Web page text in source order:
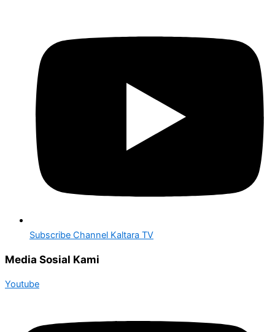
Subscribe Channel Kaltara TV
Media Sosial Kami
Youtube